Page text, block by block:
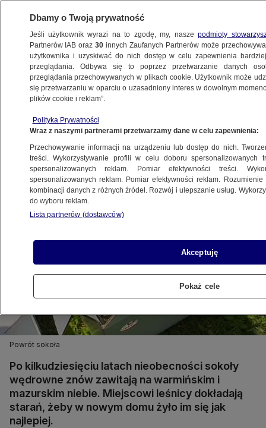
METEO
NAJNOWSZE
27.06.2011, 14:38
Udostępnij
Powrót sokoła
Po kilkudziesięciu latach nieobecności sokoły
wędrowne znów zawitają na warmińskim i
mazurskim niebie. Miejscowi leśnicy dokładają
starań, żeby w nowym domu żyło im się jak
najlepiej.
Dbamy o Twoją prywatność
Jeśli użytkownik wyrazi na to zgodę, my, naszepodmioty
Partnerów IAB oraz30 innych Zaufanych Partnerów może
użytkownika i uzyskiwać do nich dostęp w celu zapewnienia
przeglądania. Odbywa się to poprzez przetwarzanie danych
przeglądania przechowywanych w plikach cookie. Użytkownik może
się przetwarzaniu w oparciu o uzasadniony interes w dowolnym
plików cookie i reklam”.
Polityka Prywatności
Wraz z naszymi partnerami przetwarzamy dane w celu zapewnienia:
Przechowywanie informacji na urządzeniu lub dostęp do nich.
treści. Wykorzystywanie profili w celu doboru spersonalizowanych
spersonalizowanych reklam. Pomiar efektywności treści.
spersonalizowanych reklam. Pomiar efektywności reklam.
kombinacji danych z różnych źródeł. Rozwój i ulepszanie usług.
do wyboru reklam.
Lista partnerów (dostawców)
Akceptuję
Pokaż cele